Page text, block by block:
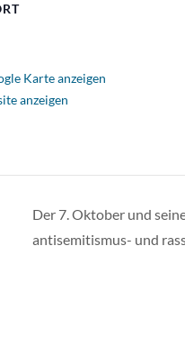
Karte anzeigen
anzeigen
Der 7. Oktober und
antisemitismus- und